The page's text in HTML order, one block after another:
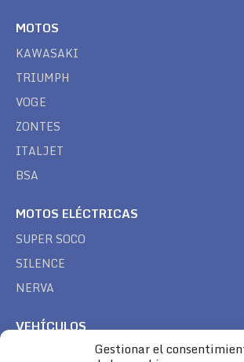
Gestionar el
MOTOS
KAWASAKI
TRIUMPH
VOGE
ZONTES
ITALJET
BSA
MOTOS ELÉCTRICAS
SUPER SOCO
SILENCE
NERVA
VEHÍCULOS